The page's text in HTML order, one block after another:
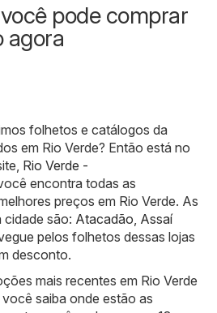
pode comprar
agora
folhetos e catálogos da
em Rio Verde? Então está no
Rio Verde -
encontra todas as
preços em Rio Verde. As
cidade são: Atacadão Assaí
pelos folhetos dessas lojas
desconto.
mais recentes em Rio Verde
saiba onde estão as